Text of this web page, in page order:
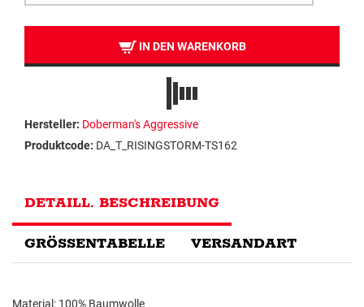
IN DEN WARENKORB
Hersteller: Doberman's Aggressive
Produktcode: DA_T_RISINGSTORM-TS162
DETAILL. BESCHREIBUNG
GRÖSSENTABELLE VERSANDART
Material: 100% Baumwolle